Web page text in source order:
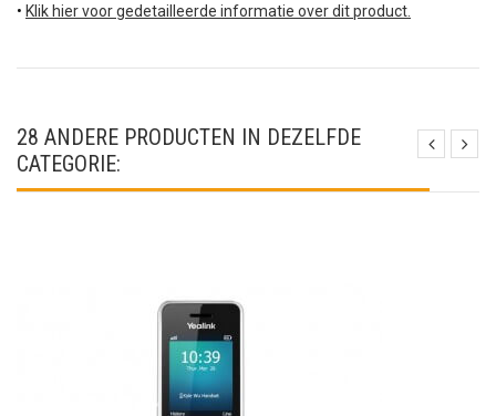
• Klik hier voor gedetailleerde informatie over dit product.
28 ANDERE PRODUCTEN IN DEZELFDE
CATEGORIE: